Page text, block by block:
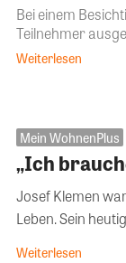
Bei einem
Teilnehmer
Weiterlesen
Mein WohnenPlus
„Ich
Josef Klemen
Leben. Sein
Weiterlesen